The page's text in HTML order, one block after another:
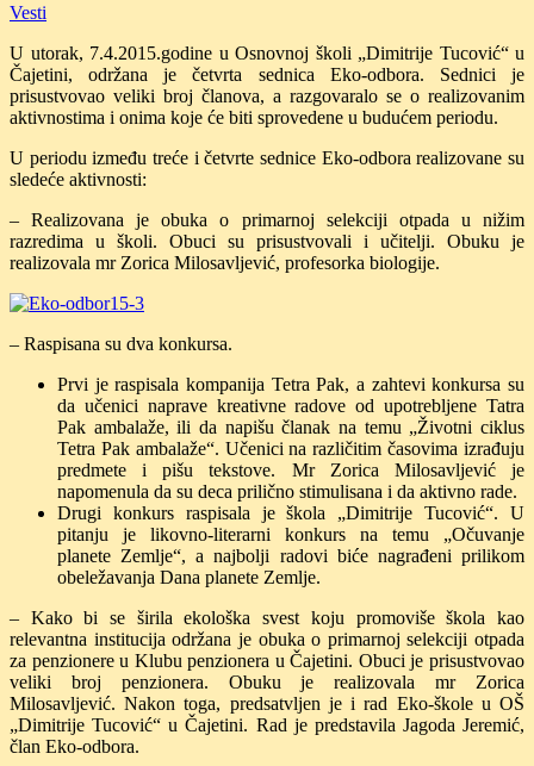
Vesti
U utorak, 7.4.2015.godine u Osnovnoj školi „Dimitrije Tucović“ u
Čajetini, održana je četvrta sednica Eko-odbora. Sednici je
prisustvovao veliki broj članova, a razgovaralo se o realizovanim
aktivnostima i onima koje će biti sprovedene u budućem periodu.
U periodu između treće i četvrte sednice Eko-odbora realizovane su
sledeće aktivnosti:
– Realizovana je obuka o primarnoj selekciji otpada u nižim
razredima u školi. Obuci su prisustvovali i učitelji. Obuku je
realizovala mr Zorica Milosavljević, profesorka biologije.
– Raspisana su dva konkursa.
Prvi je raspisala kompanija Tetra Pak, a zahtevi konkursa su
da učenici naprave kreativne radove od upotrebljene Tatra
Pak ambalaže, ili da napišu članak na temu „Životni ciklus
Tetra Pak ambalaže“. Učenici na različitim časovima izrađuju
predmete i pišu tekstove. Mr Zorica Milosavljević je
napomenula da su deca prilično stimulisana i da aktivno rade.
Drugi konkurs raspisala je škola „Dimitrije Tucović“. U
pitanju je likovno-literarni konkurs na temu „Očuvanje
planete Zemlje“, a najbolji radovi biće nagrađeni prilikom
obeležavanja Dana planete Zemlje.
– Kako bi se širila ekološka svest koju promoviše škola kao
relevantna institucija održana je obuka o primarnoj selekciji otpada
za penzionere u Klubu penzionera u Čajetini. Obuci je prisustvovao
veliki broj penzionera. Obuku je realizovala mr Zorica
Milosavljević. Nakon toga, predsatvljen je i rad Eko-škole u OŠ
„Dimitrije Tucović“ u Čajetini. Rad je predstavila Jagoda Jeremić,
član Eko-odbora.